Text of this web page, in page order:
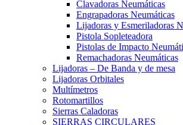
Clavadoras Neumáticas
Engrapadoras Neumáticas
Lijadoras y Esmeriladoras
Pistola Sopleteadora
Pistolas de Impacto
Remachadoras Neumáticas
Lijadoras – De Banda y de mesa
Lijadoras Orbitales
Multímetros
Rotomartillos
Sierras Caladoras
SIERRAS CIRCULARES